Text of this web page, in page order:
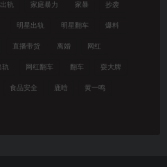
轨 家庭暴力 家暴 抄袭
明星出轨 明星翻车 爆料
直播带货 离婚 网红
轨 网红翻车 翻车 耍大牌
食品安全 鹿晗 黄一鸣